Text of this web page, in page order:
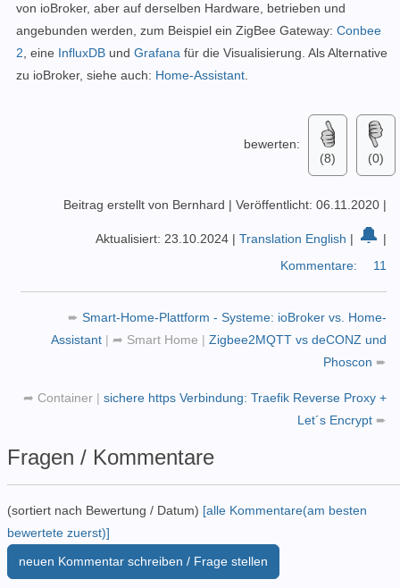
von ioBroker, aber auf derselben Hardware, betrieben und
angebunden werden, zum Beispiel ein ZigBee Gateway: Conbee
2, eine InfluxDB und Grafana für die Visualisierung. Als Alternative
zu ioBroker, siehe auch: Home-Assistant.
bewerten:
(8)
(0)
Beitrag erstellt von Bernhard | Veröffentlicht: 06.11.2020 |
Aktualisiert: 23.10.2024 | Translation English | 🔔 |
Kommentare:
11
➨ Smart-Home-Plattform - Systeme: ioBroker vs. Home-
Assistant | ➦ Smart Home | Zigbee2MQTT vs deCONZ und
Phoscon ➨
➦ Container | sichere https Verbindung: Traefik Reverse Proxy +
Let´s Encrypt ➨
Fragen / Kommentare
(sortiert nach Bewertung / Datum) [alle Kommentare(am besten
bewertete zuerst)]
neuen Kommentar schreiben / Frage stellen